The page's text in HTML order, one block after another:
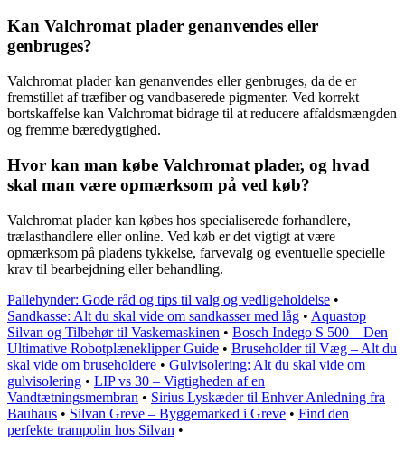
Kan Valchromat plader genanvendes eller
genbruges?
Valchromat plader kan genanvendes eller genbruges, da de er
fremstillet af træfiber og vandbaserede pigmenter. Ved korrekt
bortskaffelse kan Valchromat bidrage til at reducere affaldsmængden
og fremme bæredygtighed.
Hvor kan man købe Valchromat plader, og hvad
skal man være opmærksom på ved køb?
Valchromat plader kan købes hos specialiserede forhandlere,
trælasthandlere eller online. Ved køb er det vigtigt at være
opmærksom på pladens tykkelse, farvevalg og eventuelle specielle
krav til bearbejdning eller behandling.
Pallehynder: Gode råd og tips til valg og vedligeholdelse •
Sandkasse: Alt du skal vide om sandkasser med låg • Aquastop
Silvan og Tilbehør til Vaskemaskinen • Bosch Indego S 500 – Den
Ultimative Robotplæneklipper Guide • Bruseholder til Væg – Alt du
skal vide om bruseholdere • Gulvisolering: Alt du skal vide om
gulvisolering • LIP vs 30 – Vigtigheden af en
Vandtætningsmembran • Sirius Lyskæder til Enhver Anledning fra
Bauhaus • Silvan Greve – Byggemarked i Greve • Find den
perfekte trampolin hos Silvan •